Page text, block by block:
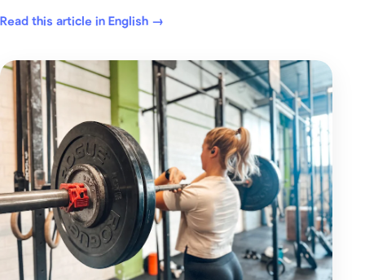
Read this article in English →